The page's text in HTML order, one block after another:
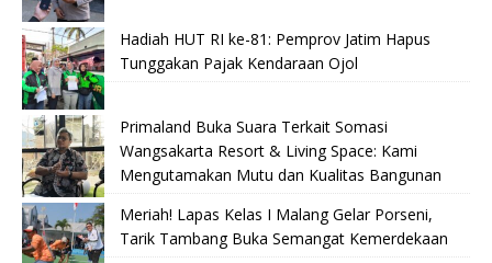
Hadiah HUT RI ke-81: Pemprov Jatim Hapus
Tunggakan Pajak Kendaraan Ojol
Primaland Buka Suara Terkait Somasi
Wangsakarta Resort & Living Space: Kami
Mengutamakan Mutu dan Kualitas Bangunan
Meriah! Lapas Kelas I Malang Gelar Porseni,
Tarik Tambang Buka Semangat Kemerdekaan